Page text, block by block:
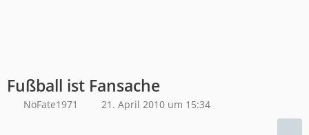
Fußball ist Fansache
NoFate1971 21. April 2010 um 15:34